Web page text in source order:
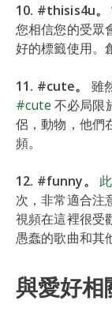
10. #thisis4u。
您相信您的受眾
好的標籤使用。
11. #cute。
雖
#cute 不必局限
侶，動物，他們
頻。
12. #funny。
次，非常適合注
視頻在這裡很受
愚蠢的歌曲和其
與愛好相